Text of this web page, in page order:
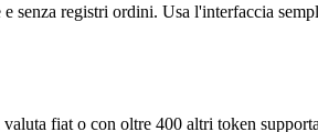
registri ordini. Usa l'interfaccia
fiat o con oltre 400 altri token